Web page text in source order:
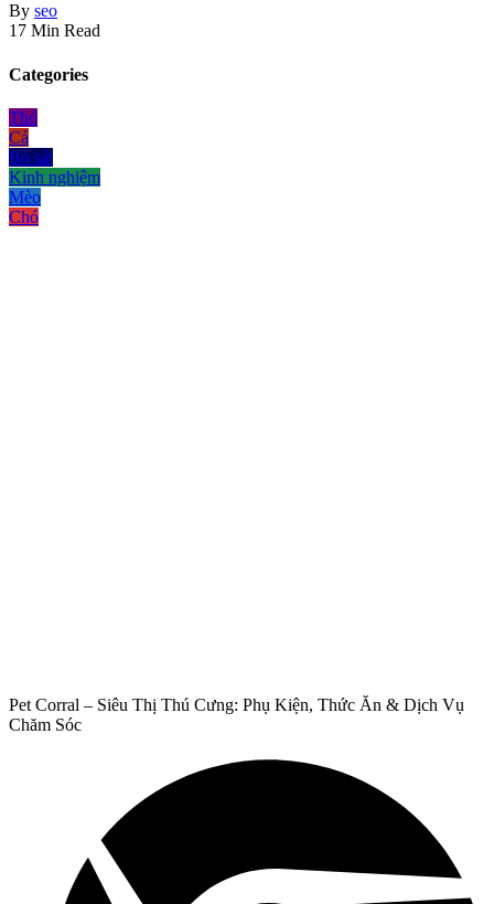
By seo
17 Min Read
Categories
Thỏ
Cá
Bò sát
Kinh nghiệm
Mèo
Chó
Pet Corral – Siêu Thị Thú Cưng: Phụ Kiện, Thức Ăn & Dịch Vụ
Chăm Sóc